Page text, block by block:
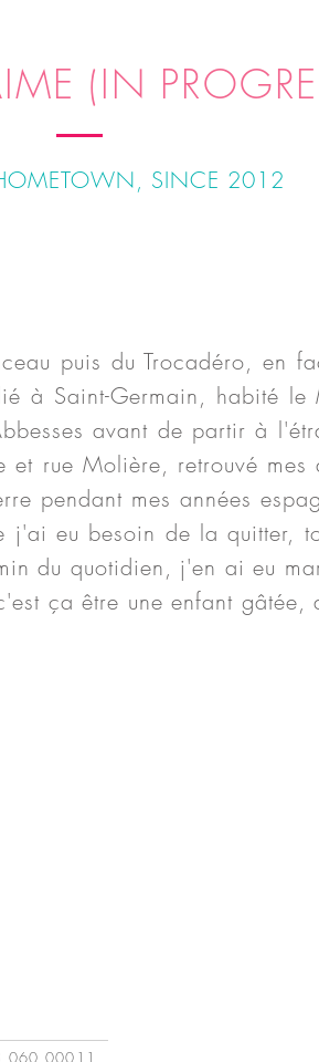
(IN
SINCE 2012
puis du Trocadéro, en
à Saint-Germain, habité le
avant de partir à
rue Molière, retrouvé mes
pendant mes années
eu besoin de la quitter,
du quotidien, j'en ai eu
ça être une enfant gâtée,
060 00011